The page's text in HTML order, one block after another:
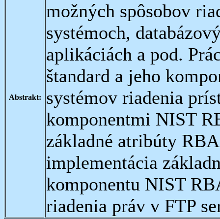
Abstrakt:
možných spôsobov
systémoch,
aplikáciách a pod.
štandard a jeho
systémov riadenia
komponentmi NIST
základné atribúty
implementácia
komponentu NIST
riadenia práv v FTP